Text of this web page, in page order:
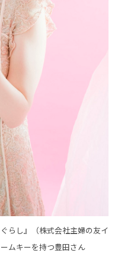
らし』（株式会社主婦の友イ
ムキーを持つ豊田さん